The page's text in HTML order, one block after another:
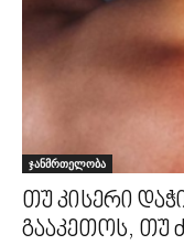
ჯანმრთელობა
თუ კისერი
გააკეთოს, თუ